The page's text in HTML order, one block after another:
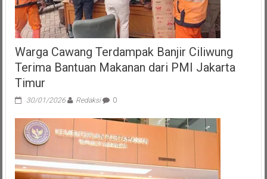
Warga Cawang Terdampak Banjir Ciliwung
Terima Bantuan Makanan dari PMI Jakarta
Timur
30/01/2026 Redaksi 0